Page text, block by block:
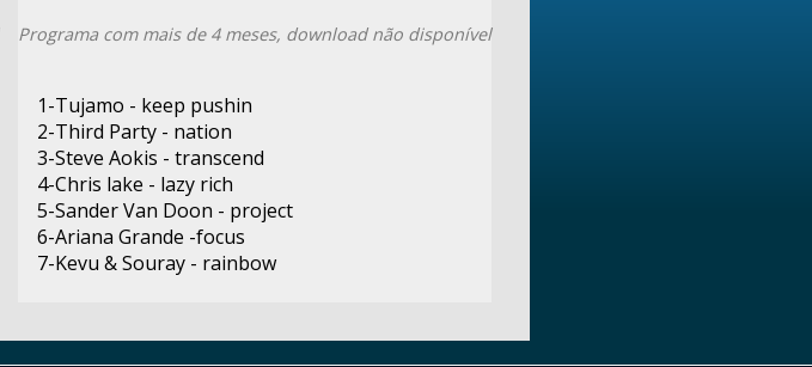
Programa com mais de 4 meses, download não disponível
1-Tujamo - keep pushin
2-Third Party - nation
3-Steve Aokis - transcend
4-Chris lake - lazy rich
5-Sander Van Doon - project
6-Ariana Grande -focus
7-Kevu & Souray - rainbow